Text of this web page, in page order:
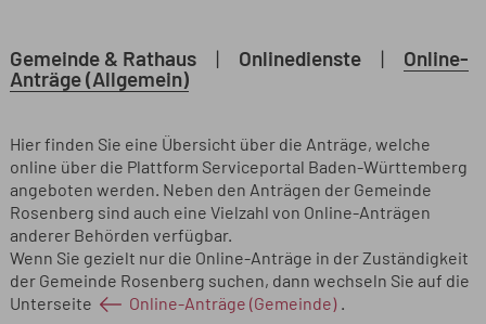
Gemeinde & Rathaus Onlinedienste
Online-
Anträge (Allgemein)
Hier finden Sie eine Übersicht über die Anträge, welche
online über die Plattform Serviceportal Baden-Württemberg
angeboten werden. Neben den Anträgen der Gemeinde
Rosenberg sind auch eine Vielzahl von Online-Anträgen
anderer Behörden verfügbar.
Wenn Sie gezielt nur die Online-Anträge in der Zuständigkeit
der Gemeinde Rosenberg suchen, dann wechseln Sie auf die
Unterseite
Online-Anträge (Gemeinde) .